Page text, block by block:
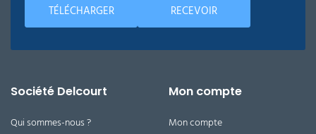
TÉLÉCHARGER RECEVOIR
Société Delcourt
Qui sommes-nous ?
Mon compte
Mon compte